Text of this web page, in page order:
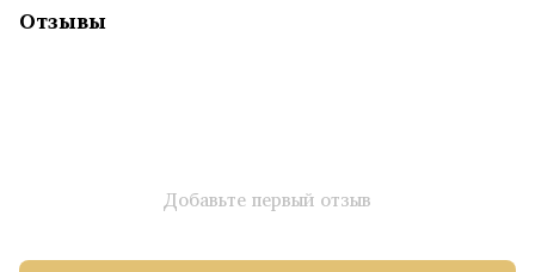
Отзывы
Добавьте первый отзыв